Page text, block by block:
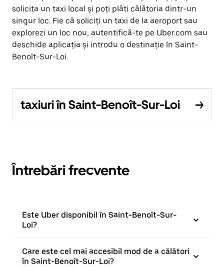
solicita un taxi local și poți plăti călătoria dintr-un
singur loc. Fie că soliciți un taxi de la aeroport sau
explorezi un loc nou, autentifică-te pe Uber.com sau
deschide aplicația și introdu o destinație în Saint-
Benoît-Sur-Loi.
taxiuri în Saint-Benoît-Sur-Loi
Întrebări frecvente
Este Uber disponibil în Saint-Benoît-Sur-
Loi?
Care este cel mai accesibil mod de a călători
în Saint-Benoît-Sur-Loi?